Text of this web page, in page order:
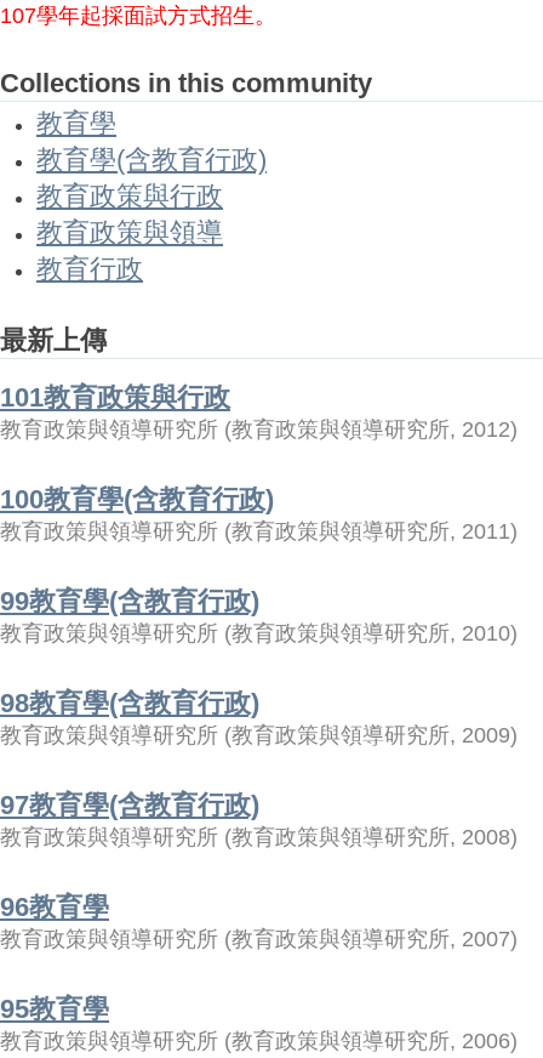
107學年起採面試方式招生。
Collections in this community
教育學
教育學(含教育行政)
教育政策與行政
教育政策與領導
教育行政
最新上傳
101教育政策與行政
教育政策與領導研究所 (教育政策與領導研究所, 2012)
100教育學(含教育行政)
教育政策與領導研究所 (教育政策與領導研究所, 2011)
99教育學(含教育行政)
教育政策與領導研究所 (教育政策與領導研究所, 2010)
98教育學(含教育行政)
教育政策與領導研究所 (教育政策與領導研究所, 2009)
97教育學(含教育行政)
教育政策與領導研究所 (教育政策與領導研究所, 2008)
96教育學
教育政策與領導研究所 (教育政策與領導研究所, 2007)
95教育學
教育政策與領導研究所 (教育政策與領導研究所, 2006)